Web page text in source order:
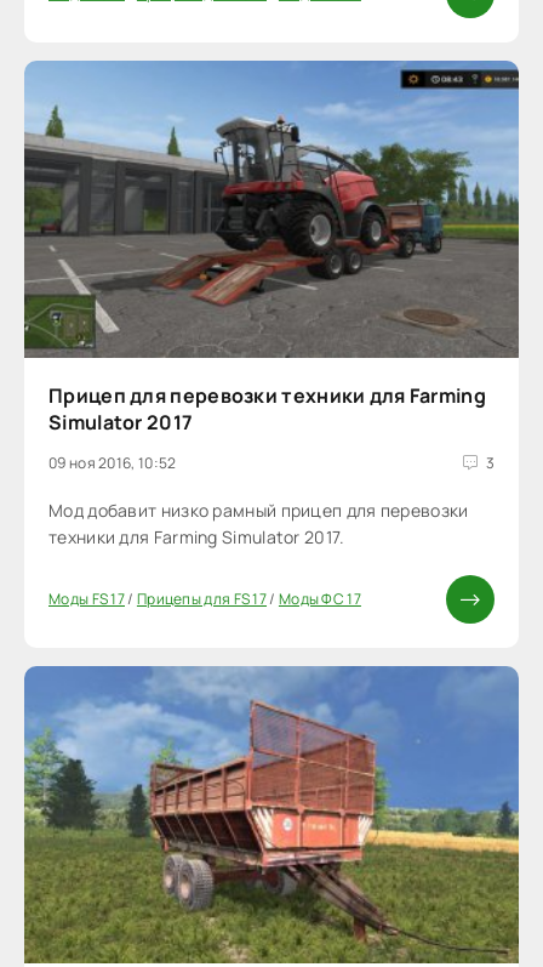
Прицеп для перевозки техники для Farming
Simulator 2017
09 ноя 2016, 10:52 3
Мод добавит низко рамный прицеп для перевозки
техники для Farming Simulator 2017.
Моды FS 17/ Прицепы для FS 17/ Моды ФС 17